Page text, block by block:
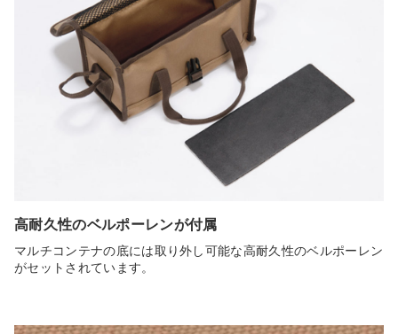
高耐久性のベルポーレンが付属
マルチコンテナの底には取り外し可能な高耐久性のベルポーレン
がセットされています。